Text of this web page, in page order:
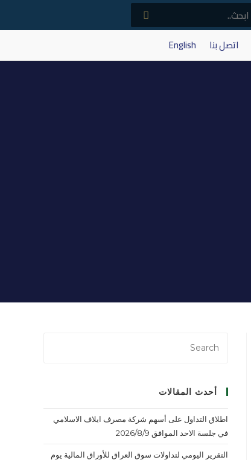
اتصل بنا English
أحدث المقالات
اطلاق التداول على أسهم شركة مصرف ايلاف الاسلامي
في جلسة الاحد الموافق 2026/8/9
التقرير اليومي لتداولات سوق العراق للأوراق المالية يوم